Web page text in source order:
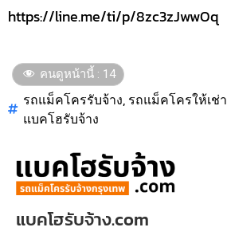
https://line.me/ti/p/8zc3zJwwOq
คนดูหน้านี้ : 14
รถแม็คโครรับจ้าง, รถแม็คโครให้เช่า
แบคโฮรับจ้าง
แบคโฮรับจ้าง.com